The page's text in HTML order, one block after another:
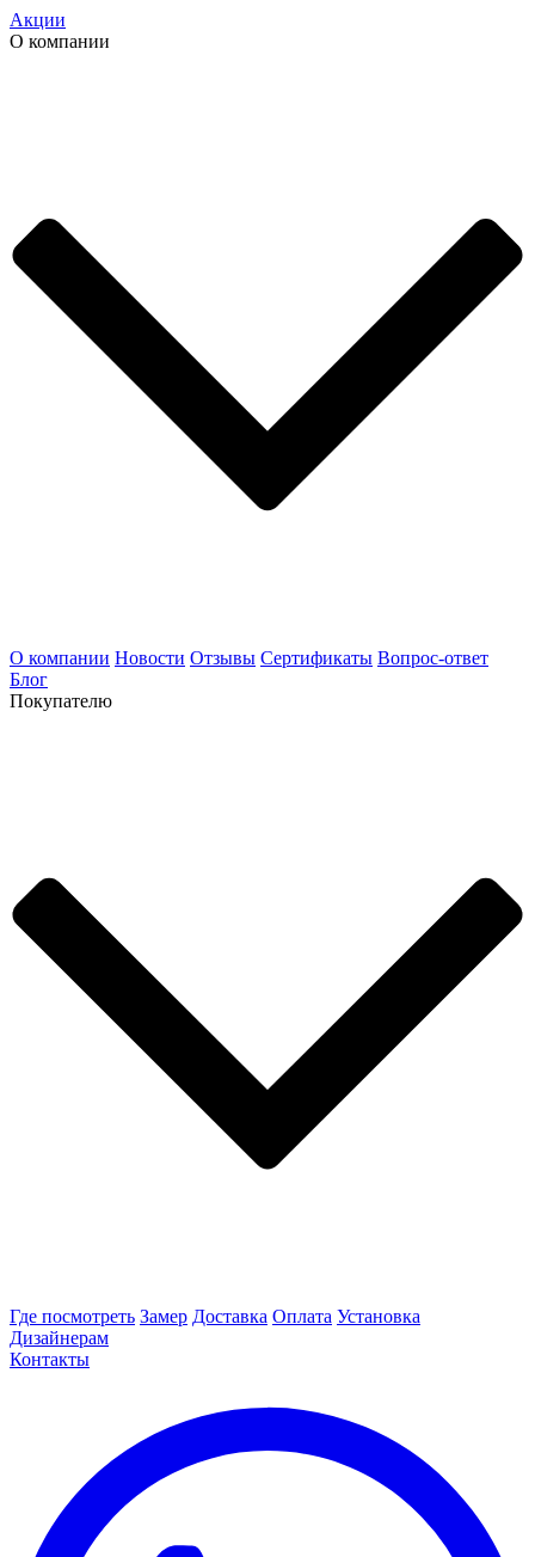
Акции
О компании
О компании Новости Отзывы Сертификаты Вопрос-ответ
Блог
Покупателю
Где посмотреть Замер Доставка Оплата Установка
Дизайнерам
Контакты